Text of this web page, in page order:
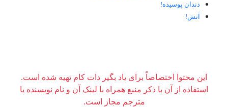
دندان پوسیده!
آتش!
این محتوا اختصاصاً برای یاد بگیر دات کام تهیه شده است.
استفاده از آن با ذکر منبع همراه با لینک آن و نام نویسنده یا
مترجم مجاز است.